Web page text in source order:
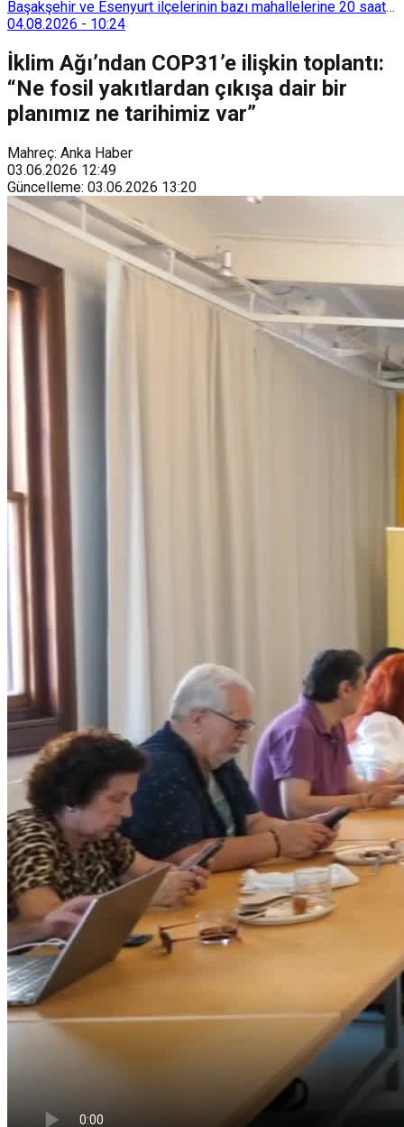
Başakşehir ve Esenyurt ilçelerinin bazı mahallelerine 20 saat
süreyle su verilemeyecek.
04.08.2026 - 10:24
İklim Ağı’ndan COP31’e ilişkin toplantı:
“Ne fosil yakıtlardan çıkışa dair bir
planımız ne tarihimiz var”
Mahreç: Anka Haber
03.06.2026 12:49
Güncelleme: 03.06.2026 13:20